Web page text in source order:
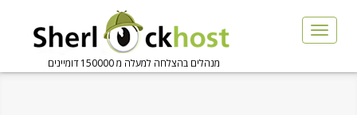
Toggle
מנהלים בהצלחה למעלה מ 150000 דומיינים